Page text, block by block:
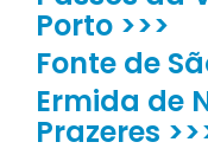
Porto >>>
Fonte de
Ermida de
Prazeres